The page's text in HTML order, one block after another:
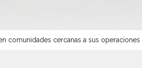
comunidades cercanas a sus operaciones